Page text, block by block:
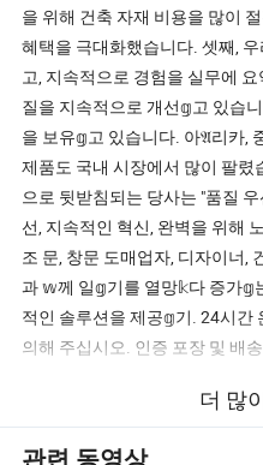
을 위해 건축 자재 비용을 많이
혜택을 극대화했습니다. 셋째,
고, 지속적으로 경험을 실무에
질을 지속적으로 개선𝕘고 있습
을 보유𝕘고 있습니다. 아𝔄리카,
제품도 국내 시장에서 많이 팔
으로 뒷받침되는 당사는 "품질
선, 지속적인 혁신, 완벽을 위해
조 문, 창문 도매업자, 디자이너,
과 𝕨께 일𝕘기를 열망𝕜다 증가𝕘
적인 솔루션을 제공𝕘기. 24시간
의해 주십시오. 인증 포장 및 배
파손 시 흰색 폼이 있는 6면 4.6
더 많
관련 동영상